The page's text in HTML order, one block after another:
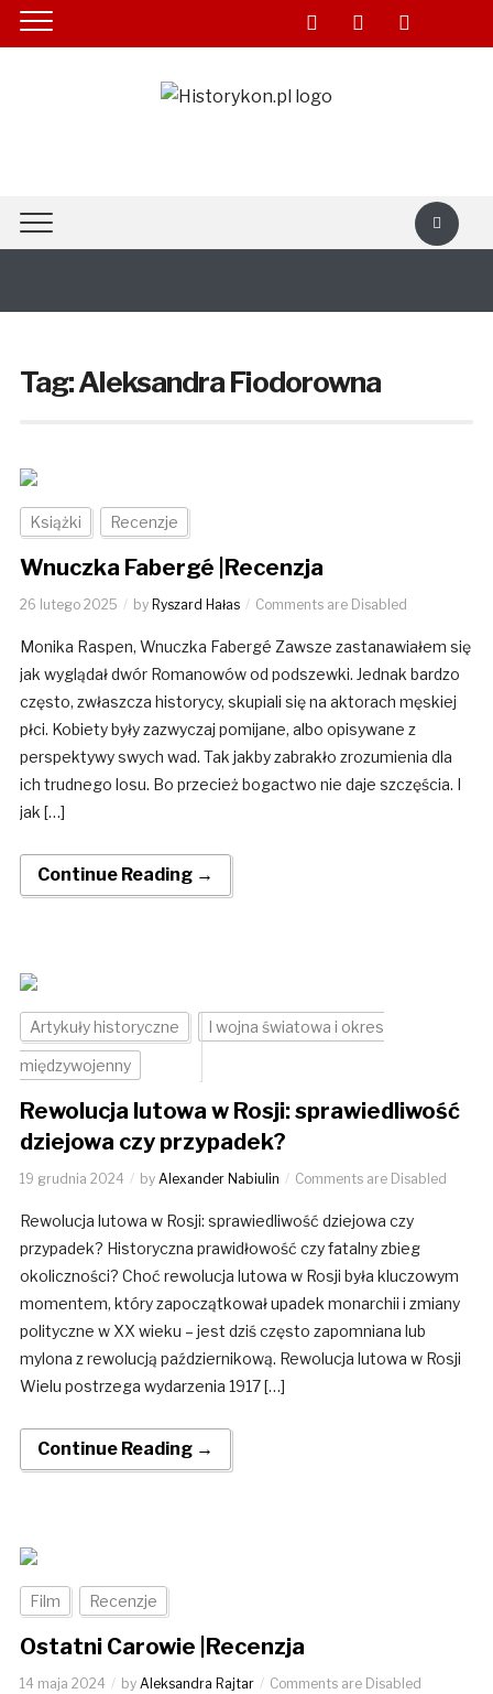
facebookyoutube twitter
Tag:Aleksandra Fiodorowna
Książki Recenzje
Wnuczka Fabergé |Recenzja
26 lutego 2025 by Ryszard Hałas Comments are Disabled
Monika Raspen, Wnuczka Fabergé Zawsze zastanawiałem się
jak wyglądał dwór Romanowów od podszewki. Jednak bardzo
często, zwłaszcza historycy, skupiali się na aktorach męskiej
płci. Kobiety były zazwyczaj pomijane, albo opisywane z
perspektywy swych wad. Tak jakby zabrakło zrozumienia dla
ich trudnego losu. Bo przecież bogactwo nie daje szczęścia. I
jak […]
Continue Reading →
Artykuły historyczne I wojna światowa i okres
międzywojenny
Rewolucja lutowa w Rosji: sprawiedliwość
dziejowa czy przypadek?
19 grudnia 2024 by Alexander Nabiulin Comments are Disabled
Rewolucja lutowa w Rosji: sprawiedliwość dziejowa czy
przypadek? Historyczna prawidłowość czy fatalny zbieg
okoliczności? Choć rewolucja lutowa w Rosji była kluczowym
momentem, który zapoczątkował upadek monarchii i zmiany
polityczne w XX wieku – jest dziś często zapomniana lub
mylona z rewolucją październikową. Rewolucja lutowa w Rosji
Wielu postrzega wydarzenia 1917 […]
Continue Reading →
Film Recenzje
Ostatni Carowie |Recenzja
14 maja 2024 by Aleksandra Rajtar Comments are Disabled